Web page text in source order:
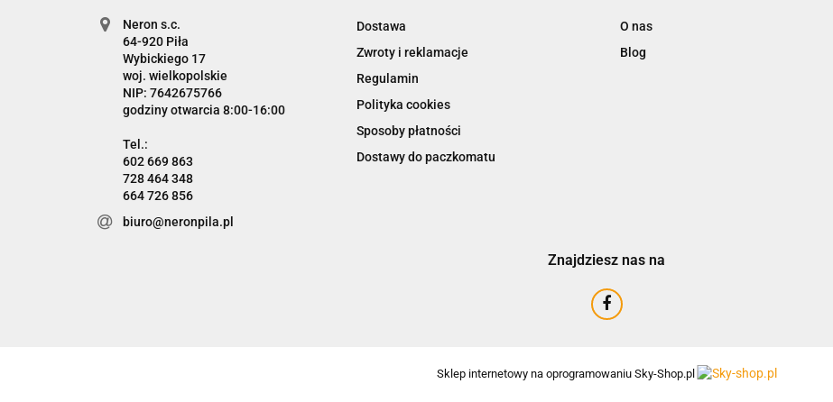
Neron s.c.
Wybickiego 17
woj. wielkopolskie
NIP: 7642675766
godziny otwarcia 8:00-16:00
602 669 863
728 464 348
664 726 856
biuro@neronpila.pl
Dostawa
Zwroty i reklamacje
Regulamin
Polityka cookies
Sposoby płatności
Dostawy do paczkomatu
O nas
Blog
Znajdziesz nas na
Sklep internetowy na oprogramowaniu Sky-Shop.pl